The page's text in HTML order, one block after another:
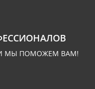
И МЫ ПОМОЖЕМ ВАМ!